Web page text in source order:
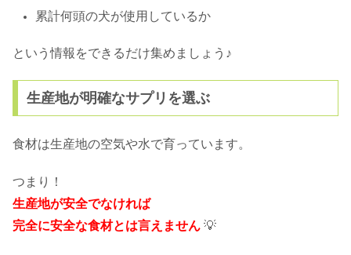
累計何頭の犬が使用しているか
という情報をできるだけ集めましょう♪
生産地が明確なサプリを選ぶ
食材は生産地の空気や水で育っています。
つまり！
生産地が安全でなければ
完全に安全な食材とは言えません 💡